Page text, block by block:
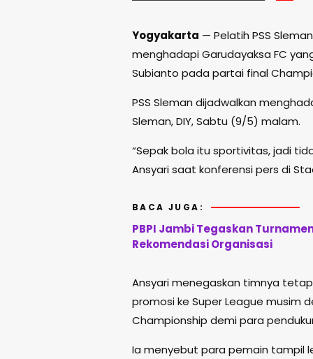
Yogyakarta — Pelatih PSS
menghadapi Garudayaksa FC
Subianto pada partai final
PSS Sleman dijadwalkan
Sleman, DIY, Sabtu (9/5) malam.
“Sepak bola itu sportivitas, jadi
Ansyari saat konferensi pers di
BACA JUGA:
PBPI Jambi Tegaskan
Rekomendasi Organisasi
Ansyari menegaskan timnya
promosi ke Super League musim
Championship demi para
Ia menyebut para pemain tampil